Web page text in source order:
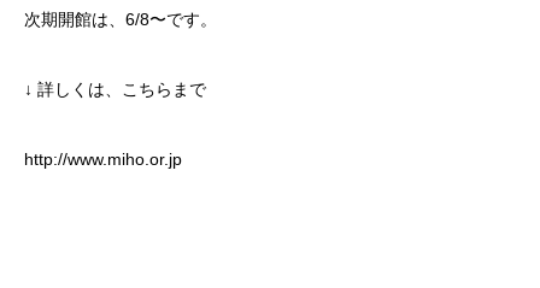
次期開館は、6/8〜です。
↓ 詳しくは、こちらまで
http://www.miho.or.jp